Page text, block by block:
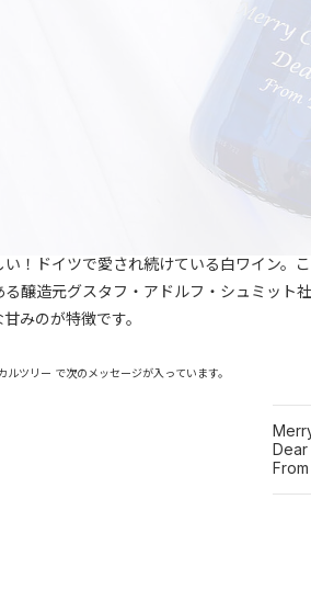
！ドイツで愛され続けている白ワイン。
醸造元グスタフ・アドルフ・シュミット
みのが特徴です。
ツリー で次のメッセージが入っています。
Dear